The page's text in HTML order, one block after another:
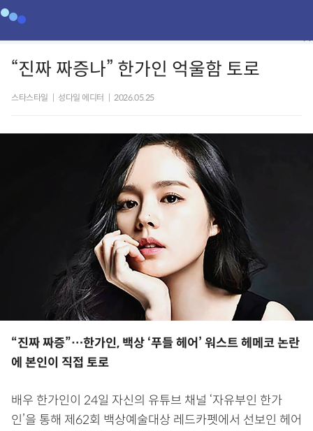
“진짜 짜증나” 한가인 억울함 토로
스타스타일 성다일 에디터 2026.05.25
“진짜 짜증”…한가인, 백상 ‘푸들 헤어’ 워스트 헤메코 논란
에 본인이 직접 토로
배우 한가인이 24일 자신의 유튜브 채널 ‘자유부인 한가
인’을 통해 제62회 백상예술대상 레드카펫에서 선보인 헤어